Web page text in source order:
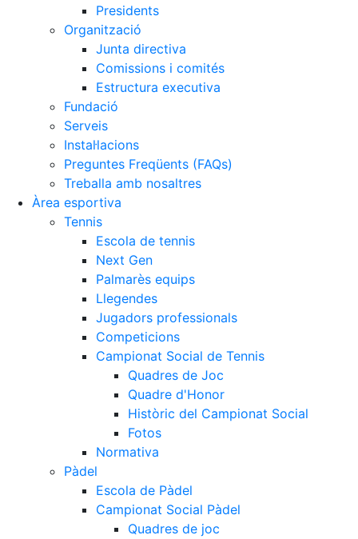
Presidents
Organització
Junta directiva
Comissions i comités
Estructura executiva
Fundació
Serveis
Instal·lacions
Preguntes Freqüents (FAQs)
Treballa amb nosaltres
Àrea esportiva
Tennis
Escola de tennis
Next Gen
Palmarès equips
Llegendes
Jugadors professionals
Competicions
Campionat Social de Tennis
Quadres de Joc
Quadre d'Honor
Històric del Campionat Social
Fotos
Normativa
Pàdel
Escola de Pàdel
Campionat Social Pàdel
Quadres de joc